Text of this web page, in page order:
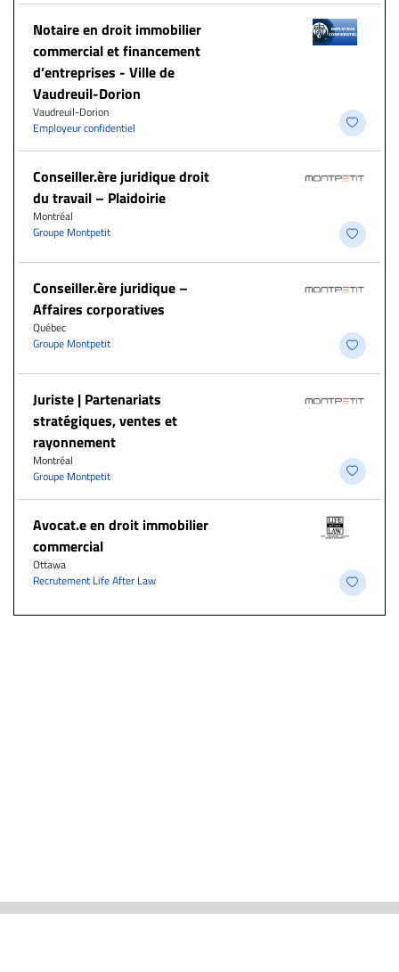
Notaire en droit immobilier
commercial et financement
d’entreprises - Ville de
Vaudreuil-Dorion
Vaudreuil-Dorion
Employeur confidentiel
Conseiller.ère juridique droit
du travail – Plaidoirie
Montréal
Groupe Montpetit
Conseiller.ère juridique –
Affaires corporatives
Québec
Groupe Montpetit
Juriste | Partenariats
stratégiques, ventes et
rayonnement
Montréal
Groupe Montpetit
Avocat.e en droit immobilier
commercial
Ottawa
Recrutement Life After Law